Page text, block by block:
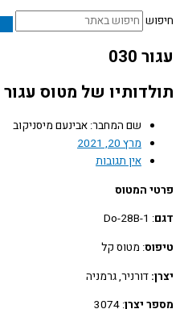
של מטוס עגור
שם המחבר: אבינעם מיסניקוב
מרץ 20, 2021
אין תגובות
המטוס
: מטוס קל
דורניר, גרמניה
יצרן: 3074